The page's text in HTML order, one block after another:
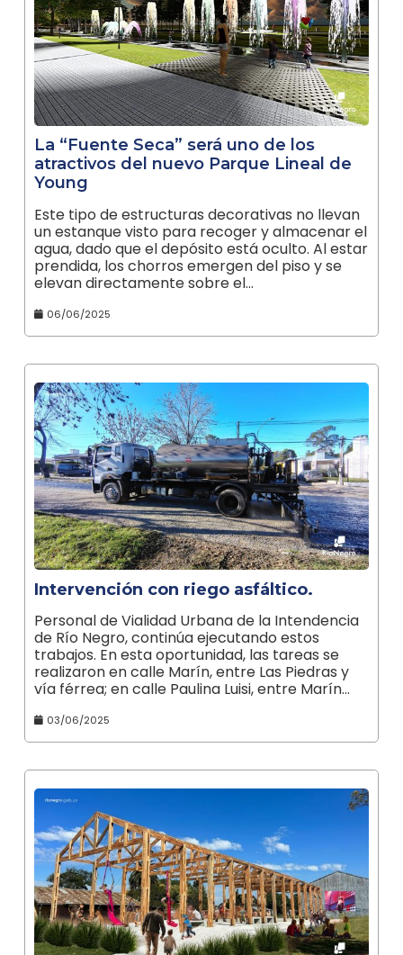
La “Fuente Seca” será uno de los
atractivos del nuevo Parque Lineal de
Young
Este tipo de estructuras decorativas no llevan
un estanque visto para recoger y almacenar el
agua, dado que el depósito está oculto. Al estar
prendida, los chorros emergen del piso y se
elevan directamente sobre el…
06/06/2025
Intervención con riego asfáltico.
Personal de Vialidad Urbana de la Intendencia
de Río Negro, continúa ejecutando estos
trabajos. En esta oportunidad, las tareas se
realizaron en calle Marín, entre Las Piedras y
vía férrea; en calle Paulina Luisi, entre Marín…
03/06/2025